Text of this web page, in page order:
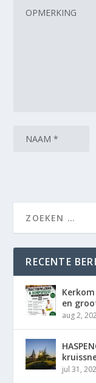
RECENTE
en
aug 2,
jul 31,